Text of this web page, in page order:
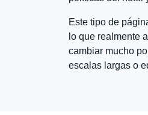
Este tipo de
lo que realmente
cambiar mucho
escalas largas o